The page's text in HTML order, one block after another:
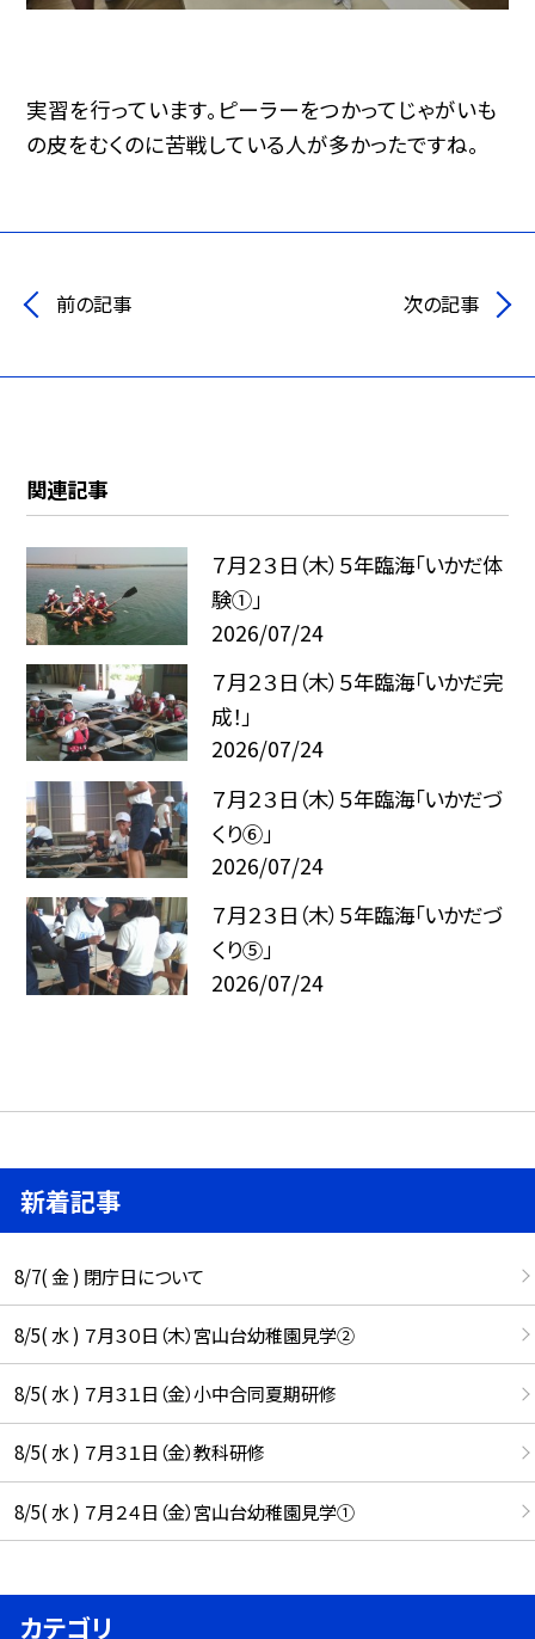
実習を行っています。ピーラーをつかってじゃがいも
の皮をむくのに苦戦している人が多かったですね。
前の記事 次の記事
関連記事
７月２３日（木）５年臨海「いかだ体
験①」
2026/07/24
７月２３日（木）５年臨海「いかだ完
成！」
2026/07/24
７月２３日（木）５年臨海「いかだづ
くり⑥」
2026/07/24
７月２３日（木）５年臨海「いかだづ
くり⑤」
2026/07/24
新着記事
8/7( 金 ) 閉庁日について
8/5( 水 ) ７月３０日（木）宮山台幼稚園見学②
8/5( 水 ) ７月３１日（金）小中合同夏期研修
8/5( 水 ) ７月３１日（金）教科研修
8/5( 水 ) ７月２４日（金）宮山台幼稚園見学①
カテゴリ